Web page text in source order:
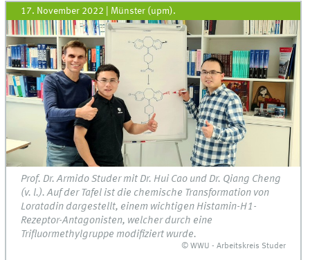
17. November 2022 Münster (upm).
Prof. Dr. Armido Studer mit Dr. Hui Cao und Dr. Qiang Cheng
(v. l.). Auf der Tafel ist die chemische Transformation von
Loratadin dargestellt, einem wichtigen Histamin-H1-
Rezeptor-Antagonisten, welcher durch eine
Trifluormethylgruppe modifiziert wurde.
© WWU - Arbeitskreis Studer